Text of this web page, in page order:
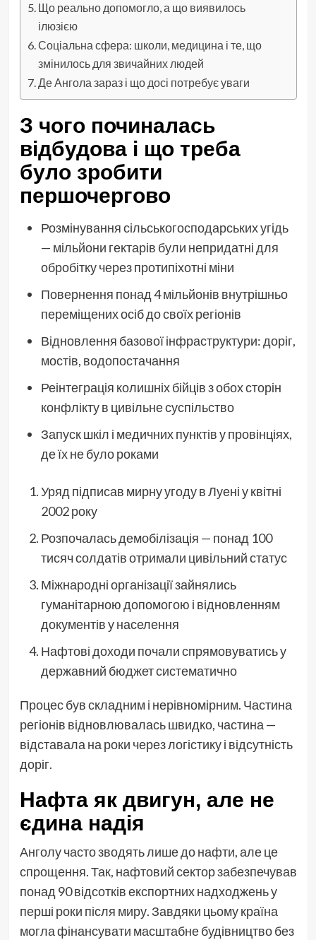
Що реально допомогло, а що виявилось
ілюзією
Соціальна сфера: школи, медицина і те, що
змінилось для звичайних людей
Де Ангола зараз і що досі потребує уваги
З чого починалась
відбудова і що треба
було зробити
першочергово
Розмінування сільськогосподарських угідь
— мільйони гектарів були непридатні для
обробітку через протипіхотні міни
Повернення понад 4 мільйонів внутрішньо
переміщених осіб до своїх регіонів
Відновлення базової інфраструктури: доріг,
мостів, водопостачання
Реінтеграція колишніх бійців з обох сторін
конфлікту в цивільне суспільство
Запуск шкіл і медичних пунктів у провінціях,
де їх не було роками
Уряд підписав мирну угоду в Луені у квітні
2002 року
Розпочалась демобілізація — понад 100
тисяч солдатів отримали цивільний статус
Міжнародні організації зайнялись
гуманітарною допомогою і відновленням
документів у населення
Нафтові доходи почали спрямовуватись у
державний бюджет систематично
Процес був складним і нерівномірним. Частина
регіонів відновлювалась швидко, частина —
відставала на роки через логістику і відсутність
доріг.
Нафта як двигун, але не
єдина надія
Анголу часто зводять лише до нафти, але це
спрощення. Так, нафтовий сектор забезпечував
понад 90 відсотків експортних надходжень у
перші роки після миру. Завдяки цьому країна
могла фінансувати масштабне будівництво без